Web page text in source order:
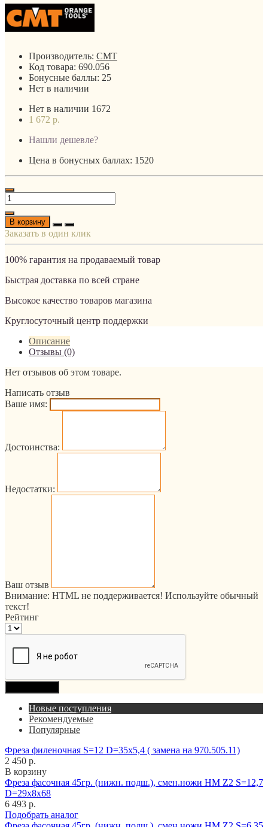
Производитель: CMT
Код товара: 690.056
Бонусные баллы: 25
Нет в наличии
Нет в наличии 1672
1 672 р.
Нашли дешевле?
Цена в бонусных баллах: 1520
В корзину
Заказать в один клик
100% гарантия на продаваемый товар
Быстрая доставка по всей стране
Высокое качество товаров магазина
Круглосуточный центр поддержки
Описание
Отзывы (0)
Нет отзывов об этом товаре.
Написать отзыв
Ваше имя:
Достоинства:
Недостатки:
Ваш отзыв
Внимание: HTML не поддерживается! Используйте обычный
текст!
Рейтинг
Новые поступления
Рекомендуемые
Популярные
Фреза филеночная S=12 D=35x5,4 ( замена на 970.505.11)
2 450 р.
В корзину
Фреза фасочная 45гр. (нижн. подш.), смен.ножи HM Z2 S=12,7
D=29x8x68
6 493 р.
Подобрать аналог